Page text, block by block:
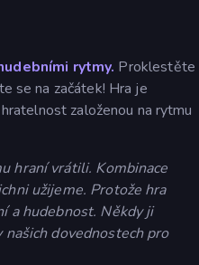
rytmy. Proklestěte
se na začátek! Hra je
založenou na rytmu
hraní vrátili. Kombinace
užijeme. Protože hra
a hudebnost. Někdy ji
dovednostech pro